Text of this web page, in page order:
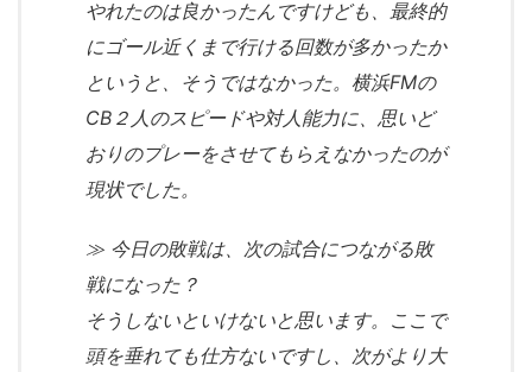
やれたのは良かったんですけども、最終的
にゴール近くまで行ける回数が多かったか
というと、そうではなかった。横浜FMの
CB２人のスピードや対人能力に、思いど
おりのプレーをさせてもらえなかったのが
現状でした。
≫ 今日の敗戦は、次の試合につながる敗
戦になった？
そうしないといけないと思います。ここで
頭を垂れても仕方ないですし、次がより大